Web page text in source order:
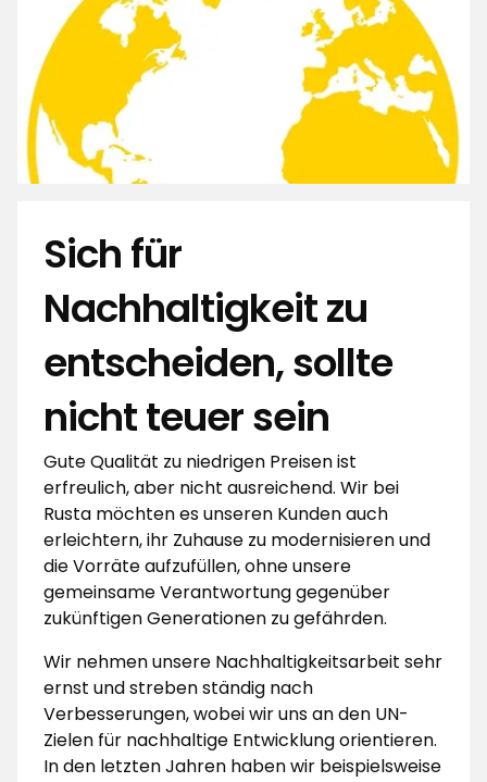
Sich für
Nachhaltigkeit zu
entscheiden, sollte
nicht teuer sein
Gute Qualität zu niedrigen Preisen ist
erfreulich, aber nicht ausreichend. Wir bei
Rusta möchten es unseren Kunden auch
erleichtern, ihr Zuhause zu modernisieren und
die Vorräte aufzufüllen, ohne unsere
gemeinsame Verantwortung gegenüber
zukünftigen Generationen zu gefährden.
Wir nehmen unsere Nachhaltigkeitsarbeit sehr
ernst und streben ständig nach
Verbesserungen, wobei wir uns an den UN-
Zielen für nachhaltige Entwicklung orientieren.
In den letzten Jahren haben wir beispielsweise